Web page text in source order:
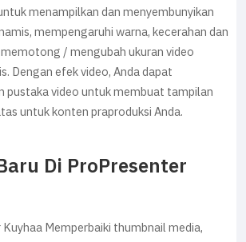
menampilkan dan menyembunyikan
mempengaruhi warna, kecerahan dan
/ mengubah ukuran video
Dengan efek video, Anda dapat
pustaka video untuk membuat tampilan
untuk konten praproduksi Anda.
Di ProPresenter
Memperbaiki thumbnail media,